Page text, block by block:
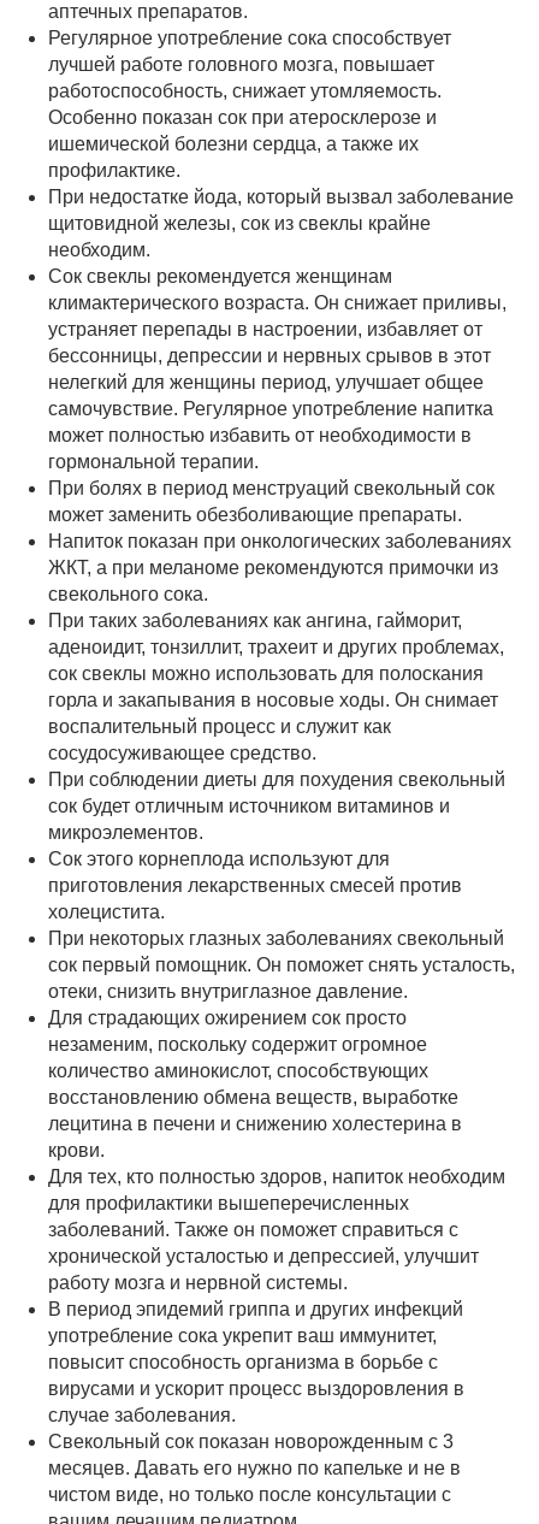
аптечных препаратов.
Регулярное употребление сока способствует
лучшей работе головного мозга, повышает
работоспособность, снижает утомляемость.
Особенно показан сок при атеросклерозе и
ишемической болезни сердца, а также их
профилактике.
При недостатке йода, который вызвал заболевание
щитовидной железы, сок из свеклы крайне
необходим.
Сок свеклы рекомендуется женщинам
климактерического возраста. Он снижает приливы,
устраняет перепады в настроении, избавляет от
бессонницы, депрессии и нервных срывов в этот
нелегкий для женщины период, улучшает общее
самочувствие. Регулярное употребление напитка
может полностью избавить от необходимости в
гормональной терапии.
При болях в период менструаций свекольный сок
может заменить обезболивающие препараты.
Напиток показан при онкологических заболеваниях
ЖКТ, а при меланоме рекомендуются примочки из
свекольного сока.
При таких заболеваниях как ангина, гайморит,
аденоидит, тонзиллит, трахеит и других проблемах,
сок свеклы можно использовать для полоскания
горла и закапывания в носовые ходы. Он снимает
воспалительный процесс и служит как
сосудосуживающее средство.
При соблюдении диеты для похудения свекольный
сок будет отличным источником витаминов и
микроэлементов.
Сок этого корнеплода используют для
приготовления лекарственных смесей против
холецистита.
При некоторых глазных заболеваниях свекольный
сок первый помощник. Он поможет снять усталость,
отеки, снизить внутриглазное давление.
Для страдающих ожирением сок просто
незаменим, поскольку содержит огромное
количество аминокислот, способствующих
восстановлению обмена веществ, выработке
лецитина в печени и снижению холестерина в
крови.
Для тех, кто полностью здоров, напиток необходим
для профилактики вышеперечисленных
заболеваний. Также он поможет справиться с
хронической усталостью и депрессией, улучшит
работу мозга и нервной системы.
В период эпидемий гриппа и других инфекций
употребление сока укрепит ваш иммунитет,
повысит способность организма в борьбе с
вирусами и ускорит процесс выздоровления в
случае заболевания.
Свекольный сок показан новорожденным с 3
месяцев. Давать его нужно по капельке и не в
чистом виде, но только после консультации с